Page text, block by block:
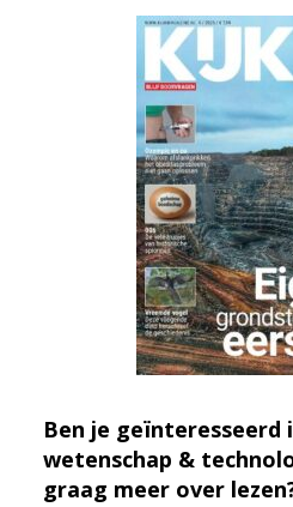
Ben je geïnteresseerd
wetenschap &
graag meer over